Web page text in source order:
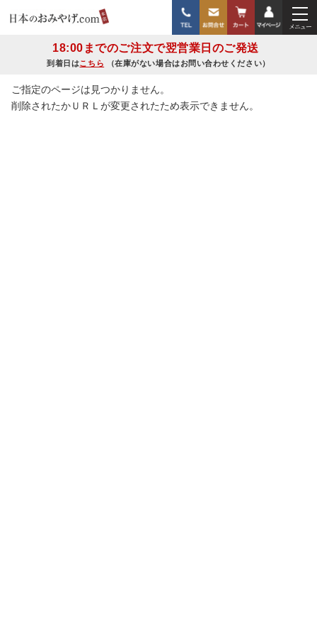
18:00までのご注文で翌営業日のご発送
到着日はこちら （在庫がない場合はお問い合わせください）
ご指定のページは見つかりません。
削除されたかＵＲＬが変更されたため表示できません。